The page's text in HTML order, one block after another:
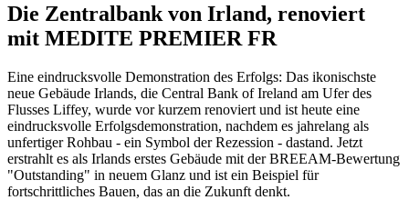
Die Zentralbank von Irland, renoviert
mit MEDITE PREMIER FR
Eine eindrucksvolle Demonstration des Erfolgs: Das ikonischste
neue Gebäude Irlands, die Central Bank of Ireland am Ufer des
Flusses Liffey, wurde vor kurzem renoviert und ist heute eine
eindrucksvolle Erfolgsdemonstration, nachdem es jahrelang als
unfertiger Rohbau - ein Symbol der Rezession - dastand. Jetzt
erstrahlt es als Irlands erstes Gebäude mit der BREEAM-Bewertung
"Outstanding" in neuem Glanz und ist ein Beispiel für
fortschrittliches Bauen, das an die Zukunft denkt.